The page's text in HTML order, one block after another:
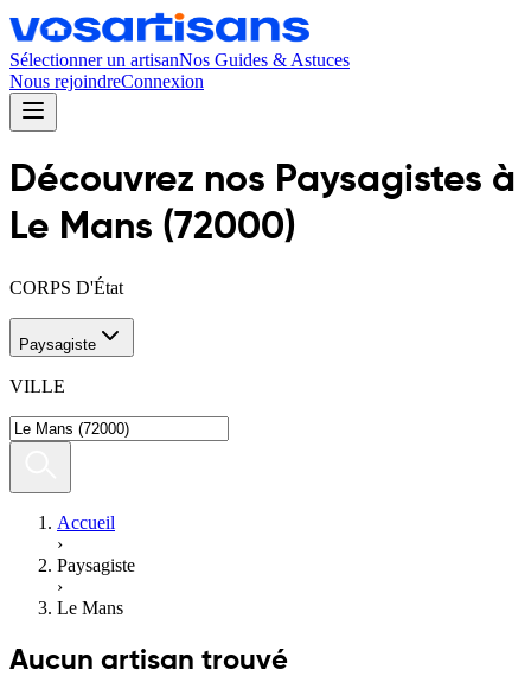
Sélectionner un artisanNos Guides & Astuces
Nous rejoindreConnexion
Découvrez nos Paysagistes à
Le Mans (72000)
CORPS D'État
Paysagiste
VILLE
Accueil
›
Paysagiste
›
Le Mans
Aucun artisan trouvé